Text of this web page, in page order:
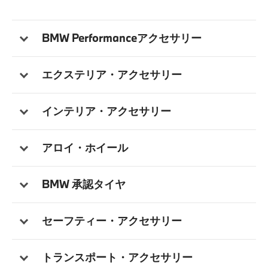
BMW Performanceアクセサリー
エクステリア・アクセサリー
インテリア・アクセサリー
アロイ・ホイール
BMW 承認タイヤ
セーフティー・アクセサリー
トランスポート・アクセサリー